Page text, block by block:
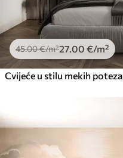
45.00€/m²27 .00 €/m²
Cvijeće u stilu mekih poteza